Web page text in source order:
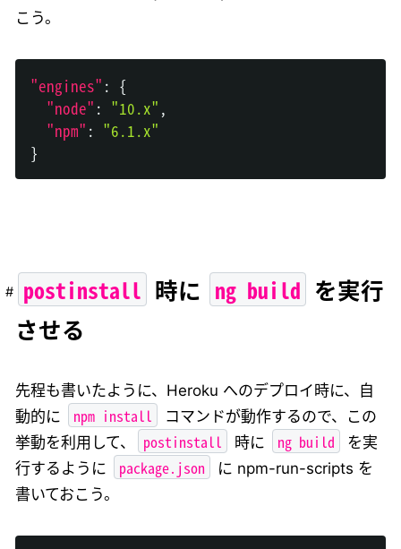
こう。
"engines" : {
"node" : "10.x" ,
"npm" : "6.1.x"
}
postinstall 時に ng build を実行
させる
先程も書いたように、Heroku へのデプロイ時に、自
動的に
npm install
コマンドが動作するので、この
挙動を利用して、
postinstall 時に ng build
を実
行するように
package.json
に npm-run-scripts を
書いておこう。